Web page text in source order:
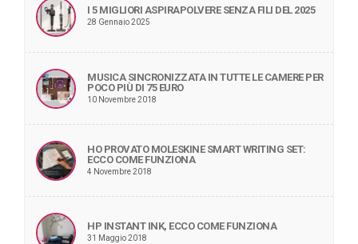
I 5 MIGLIORI ASPIRAPOLVERE SENZA FILI DEL 2025
28 Gennaio 2025
MUSICA SINCRONIZZATA IN TUTTE LE CAMERE PER
POCO PIÙ DI 75 EURO
10 Novembre 2018
HO PROVATO MOLESKINE SMART WRITING SET:
ECCO COME FUNZIONA
4 Novembre 2018
HP INSTANT INK, ECCO COME FUNZIONA
31 Maggio 2018